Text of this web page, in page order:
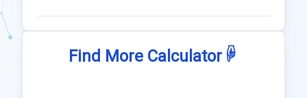
Find More Calculator ☟